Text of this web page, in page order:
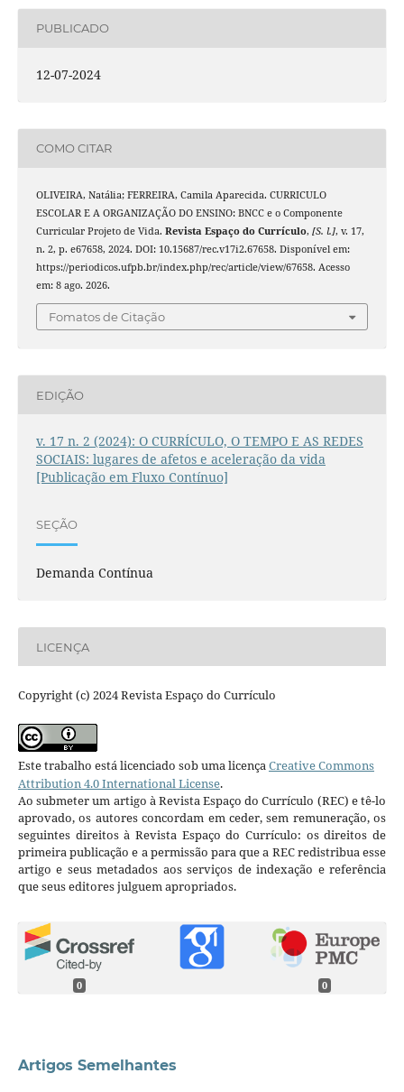
PUBLICADO
12-07-2024
COMO CITAR
OLIVEIRA, Natália; FERREIRA, Camila Aparecida. CURRICULO
ESCOLAR E A ORGANIZAÇÃO DO ENSINO: BNCC e o Componente
Curricular Projeto de Vida. Revista Espaço do Currículo, [S. l.], v. 17,
n. 2, p. e67658, 2024. DOI: 10.15687/rec.v17i2.67658. Disponível em:
https://periodicos.ufpb.br/index.php/rec/article/view/67658. Acesso
em: 8 ago. 2026.
Fomatos de Citação
EDIÇÃO
v. 17 n. 2 (2024): O CURRÍCULO, O TEMPO E AS REDES
SOCIAIS: lugares de afetos e aceleração da vida
[Publicação em Fluxo Contínuo]
SEÇÃO
Demanda Contínua
LICENÇA
Copyright (c) 2024 Revista Espaço do Currículo
Este trabalho está licenciado sob uma licençaCreative Commons
Attribution 4.0 International License.
Ao submeter um artigo à Revista Espaço do Currículo (REC) e tê-lo
aprovado, os autores concordam em ceder, sem remuneração, os
seguintes direitos à Revista Espaço do Currículo: os direitos de
primeira publicação e a permissão para que a REC redistribua esse
artigo e seus metadados aos serviços de indexação e referência
que seus editores julguem apropriados.
0 0
Artigos Semelhantes